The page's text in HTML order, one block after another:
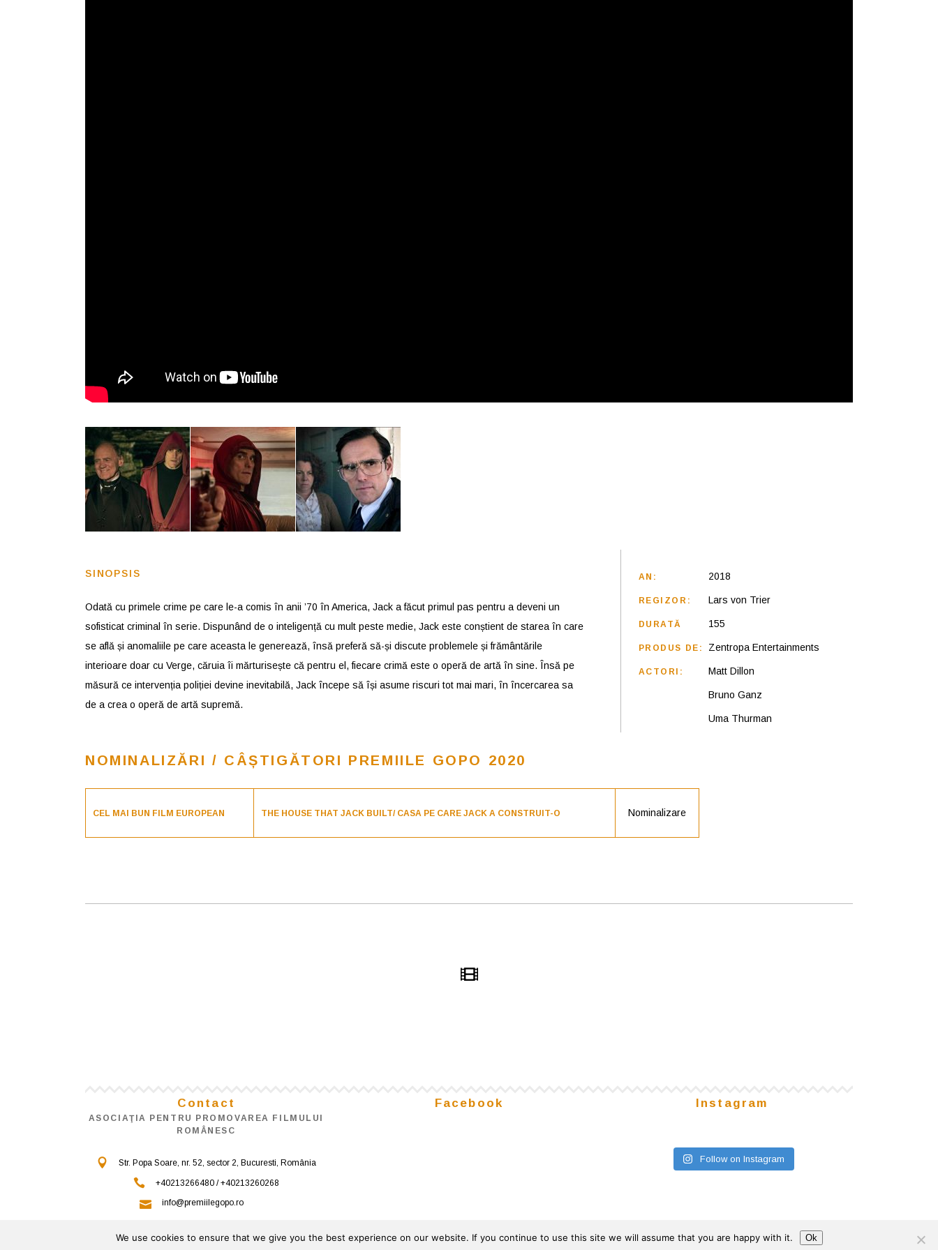
SINOPSIS
Odată cu primele crime pe care le-a comis în anii ’70 în America, Jack a făcut primul pas pentru a deveni un
sofisticat criminal în serie. Dispunând de o inteligență cu mult peste medie, Jack este conștient de starea în care
se află și anomaliile pe care aceasta le generează, însă preferă să-și discute problemele și frământările
interioare doar cu Verge, căruia îi mărturisește că pentru el, fiecare crimă este o operă de artă în sine. Însă pe
măsură ce intervenția poliției devine inevitabilă, Jack începe să își asume riscuri tot mai mari, în încercarea sa
de a crea o operă de artă supremă.
AN: 2018
REGIZOR: Lars von Trier
DURATĂ 155
PRODUS DE: Zentropa Entertainments
ACTORI: Matt Dillon
Bruno Ganz
Uma Thurman
NOMINALIZĂRI / CÂȘTIGĂTORI PREMIILE GOPO 2020
CEL MAI BUN FILM EUROPEAN THE HOUSE THAT JACK BUILT/ CASA PE CARE JACK A CONSTRUIT-O Nominalizare
Contact
ASOCIAŢIA PENTRU PROMOVAREA FILMULUI
ROMÂNESC
Str. Popa Soare, nr. 52, sector 2, Bucuresti, România
+40213266480 / +40213260268
info@premiilegopo.ro
Facebook Instagram
Follow on Instagram
We use cookies to ensure that we give you the best experience on our website. If you continue to use this site we will assume that you are happy with it. Ok